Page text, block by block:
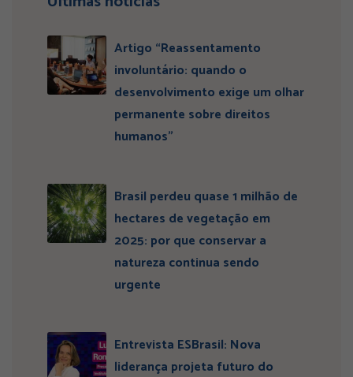
Artigo “Reassentamento
involuntário: quando o
desenvolvimento exige um olhar
permanente sobre direitos
humanos”
Brasil perdeu quase 1 milhão de
hectares de vegetação em
2025: por que conservar a
natureza continua sendo
urgente
Entrevista ESBrasil: Nova
liderança projeta futuro do